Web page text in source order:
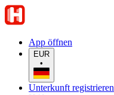
App öffnen
EUR
•
Unterkunft registrieren